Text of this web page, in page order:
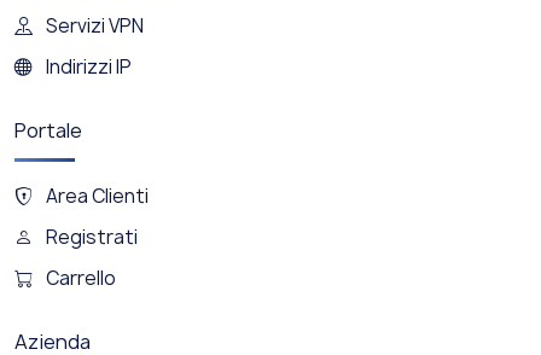
Servizi VPN
Indirizzi IP
Portale
Area Clienti
Registrati
Carrello
Azienda